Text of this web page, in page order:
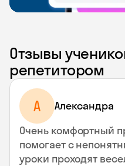
Отзывы
репетитором
A Aлександра
Очень комфортный
помогает с
уроки проходят